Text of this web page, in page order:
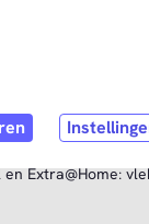
submenu
Service & Contact
en Extra@Home: